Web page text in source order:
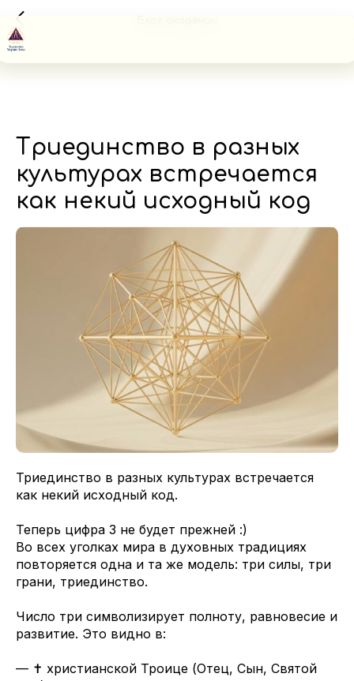
Триединство в разных
культурах встречается
как некий исходный код
Триединство в разных культурах встречается
как некий исходный код.
Теперь цифра 3 не будет прежней :)
Во всех уголках мира в духовных традициях
повторяется одна и та же модель: три силы, три
грани, триединство.
Число три символизирует полноту, равновесие и
развитие. Это видно в:
— ✝️ христианской Троице (Отец, Сын, Святой